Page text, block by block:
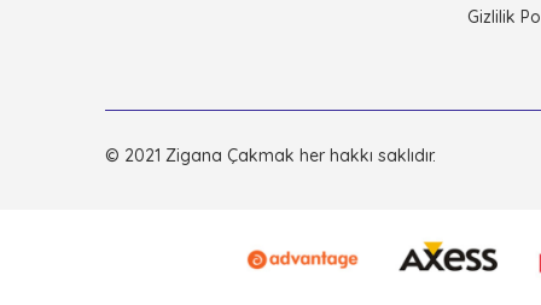
Gizlilik
© 2021 Zigana Çakmak her hakkı saklıdır.